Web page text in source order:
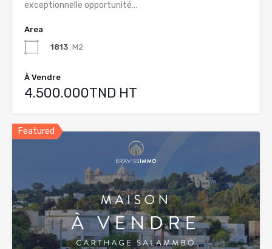
exceptionnelle opportunité…
Area
1813 M2
À Vendre
4.500.000TND HT
Featured